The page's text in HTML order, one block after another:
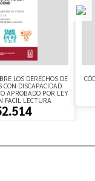
LOS DERECHOS DE
CON DISCAPACIDAD
APROBADO POR LEY
FACIL LECTURA